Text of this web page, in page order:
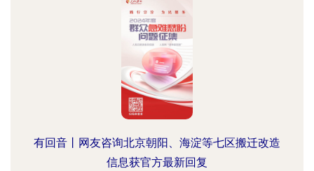
有回音丨网友咨询北京朝阳、海淀等七区搬迁改造
信息获官方最新回复